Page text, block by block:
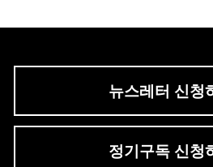
뉴스레터 신청
정기구독 신청